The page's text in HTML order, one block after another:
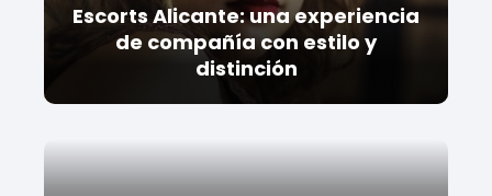
Escorts Alicante: una experiencia
de compañía con estilo y
distinción